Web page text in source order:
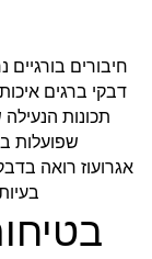
חיבורים
דבקי ברגים
תכונות
שפועלות
אגרועוז רואה